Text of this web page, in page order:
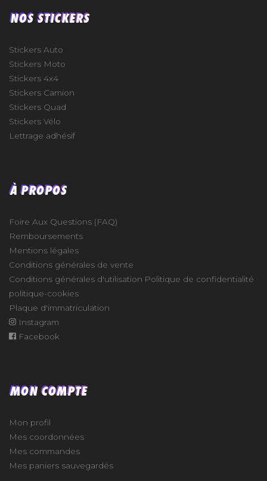
NOS STICKERS
Stickers Auto
Stickers Moto
Stickers 4x4
Stickers Camion
Stickers Quad
Stickers Vélo
Lettrage adhésif
À PROPOS
Foire Aux Questions (FAQ)
Remboursements
Mentions légales
Conditions générales de vente
Conditions générales d'utilisation Politique de confidentialité
politique-cookies
Plaque d'immatriculation
Instagram
Facebook
MON COMPTE
Mon profil
Mes coordonnées
Mes commandes
Mes paniers sauvegardés